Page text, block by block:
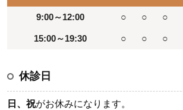
9:00～12:00 ○ ○ ○
15:00～19:30 ○ ○ ○
休診日
日、祝がお休みになります。